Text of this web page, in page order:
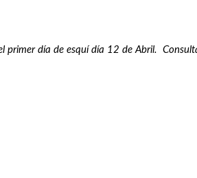
primer día de esquí día 12 de Abril.